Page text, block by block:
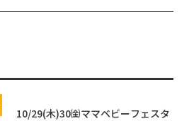
エリ守山
10/29(木)30㈮ママベビーフェスタ